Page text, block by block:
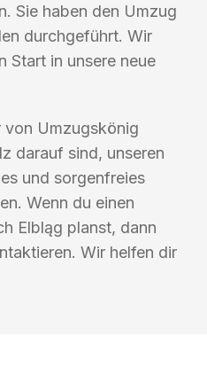
Sie haben den Umzug
durchgeführt. Wir
Start in unsere neue
von Umzugskönig
darauf sind, unseren
und sorgenfreies
Wenn du einen
Elbląg planst, dann
Wir helfen dir